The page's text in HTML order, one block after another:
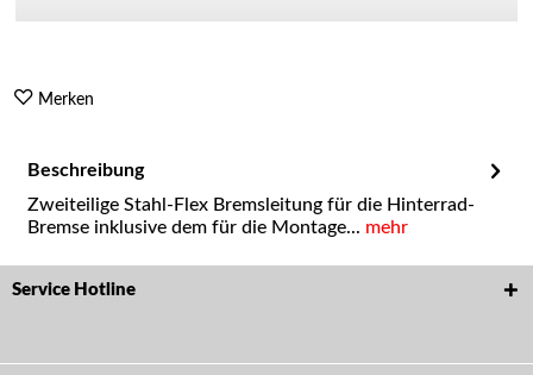
Merken
Beschreibung
Zweiteilige Stahl-Flex Bremsleitung für die Hinterrad-
Bremse inklusive dem für die Montage... mehr
Service Hotline